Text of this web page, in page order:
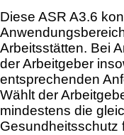
Diese ASR A3.6
Arbeitsstätten. Bei
der Arbeitgeber
entsprechenden
Wählt der
mindestens die
Gesundheitsschutz